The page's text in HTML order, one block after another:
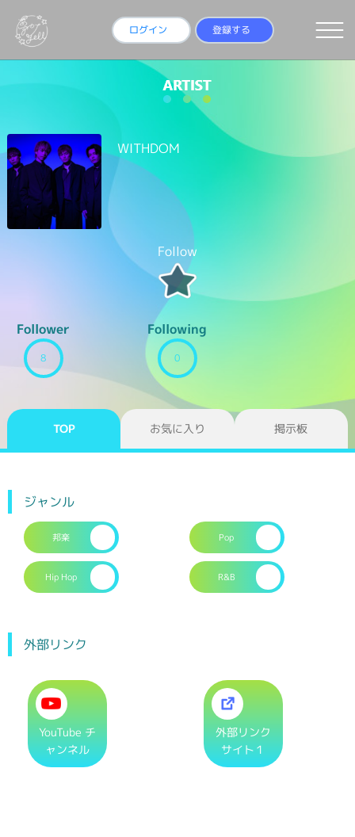
ログイン 登録する
WITHDOM
Follow
Follower
8
Following
0
TOP お気に入り 掲示板
ジャンル
邦楽 Pop
Hip Hop R&B
外部リンク
YouTube チ
ャンネル
外部リンク
サイト１